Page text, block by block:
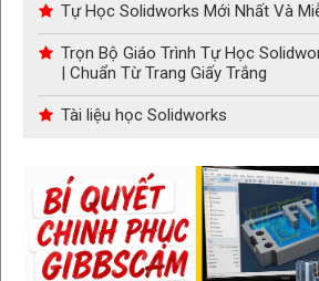
Tự Học Solidworks Mới Nhất Và
Trọn Bộ Giáo Trình Tự Học
| Chuẩn Từ Trang Giấy Trắng
Tài liệu học Solidworks